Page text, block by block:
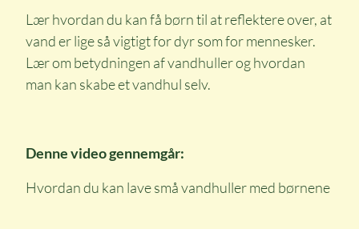
Lær hvordan du kan få børn til at reflektere over, at
vand er lige så vigtigt for dyr som for mennesker.
Lær om betydningen af vandhuller og hvordan
man kan skabe et vandhul selv.
Denne video gennemgår:
Hvordan du kan lave små vandhuller med børnene